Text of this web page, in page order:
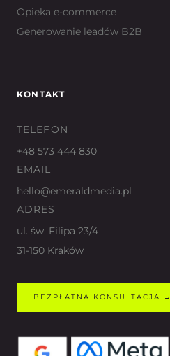
Opieka e-commerce
Generowanie leadów B2B
KONTAKT
TELEFON
+48 573 444 830
EMAIL
hello@emeraldmedia.pl
ADRES
ul. św. Filipa 23/4
31-150 Kraków
BEZPŁATNA KONSULTACJA →